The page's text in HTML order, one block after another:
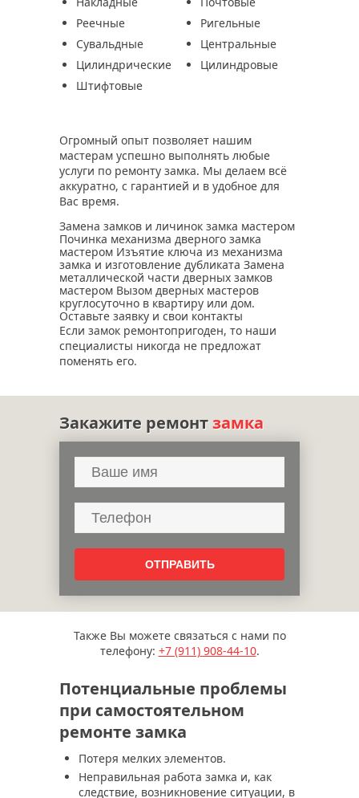
Реечные
Ригельные
Сувальдные
Центральные
Цилиндрические
Цилиндровые
Штифтовые
Огромный опыт позволяет нашим
мастерам успешно выполнять любые
услуги по ремонту замка. Мы делаем всё
аккуратно, с гарантией и в удобное для
Вас время.
Замена замков и личинок замка мастером
Починка механизма дверного замка
мастером Изъятие ключа из механизма
замка и изготовление дубликата Замена
металлической части дверных замков
мастером Вызом дверных мастеров
круглосуточно в квартиру или дом.
Оставьте заявку и свои контакты
Если замок ремонтопригоден, то наши
специалисты никогда не предложат
поменять его.
Закажите ремонтзамка
Также Вы можете связаться с нами по
телефону: +7 (911)908-44-10.
Потенциальные проблемы
при самостоятельном
ремонте замка
Потеря мелких элементов.
Неправильная работа замка и, как
следствие, возникновение ситуации, в